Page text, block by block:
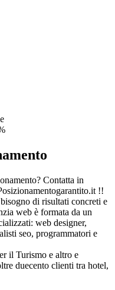
Contatta in
!!
di risultati concreti e
web è formata da un
web designer,
seo, programmatori e
il Turismo e altro e
duecento clienti tra hotel,